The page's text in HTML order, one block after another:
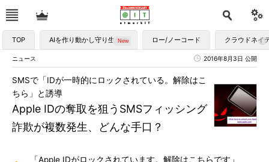
TOP AIを作り動かし守り生かす ロー/ノーコード クラウドネイ
ニュース 2016年8月3日 公開
Apple IDの奪取を狙うSMSフィッシング
詐欺が複数発生、どんな手口？
SMSで「IDが一時的にロックされている。解除はこ
ちら」と誘導
「Apple IDがロックされています。解除はこちらです」